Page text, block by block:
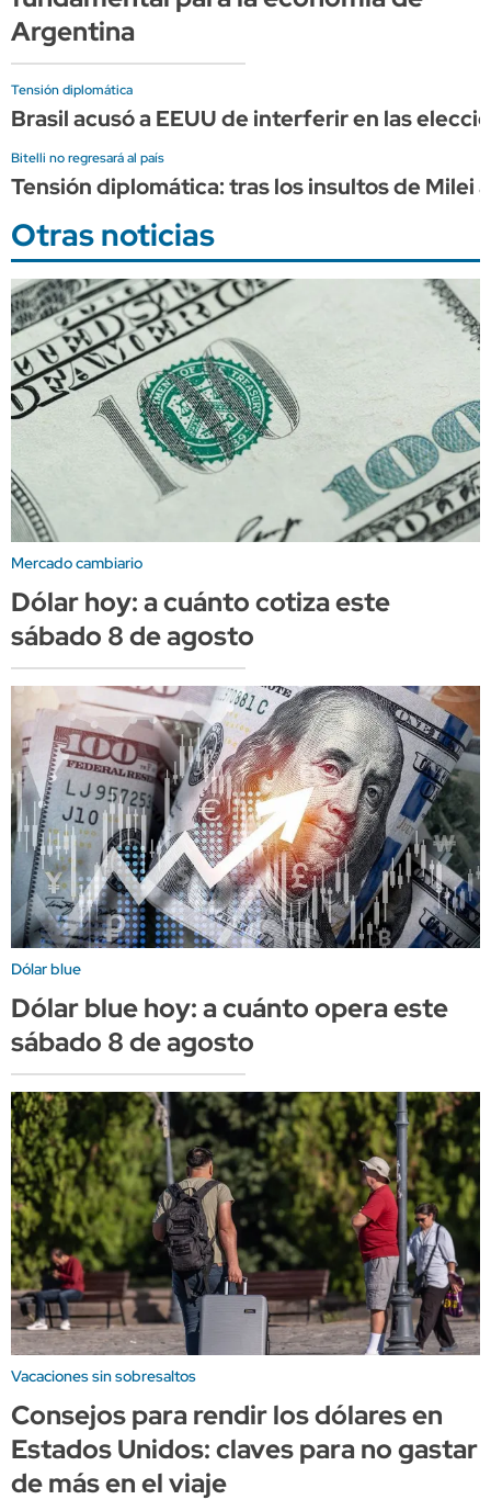
Argentina
Tensión diplomática
Brasil acusó a EEUU de interferir en las
Bitelli no regresará al país
Tensión diplomática: tras los insultos de Milei
Otras noticias
Mercado cambiario
Dólar hoy: a cuánto cotiza este
sábado 8 de agosto
Dólar blue
Dólar blue hoy: a cuánto opera este
sábado 8 de agosto
Vacaciones sin sobresaltos
Consejos para rendir los dólares en
Estados Unidos: claves para no gastar
de más en el viaje